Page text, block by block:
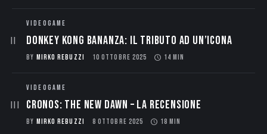
VIDEOGAME
Donkey Kong Bananza: Il Tributo ad un’Icona
BY MIRKO REBUZZI 10 OTTOBRE 2025 14 MIN
VIDEOGAME
CRONOS: THE NEW DAWN – La Recensione
BY MIRKO REBUZZI 8 OTTOBRE 2025 18 MIN